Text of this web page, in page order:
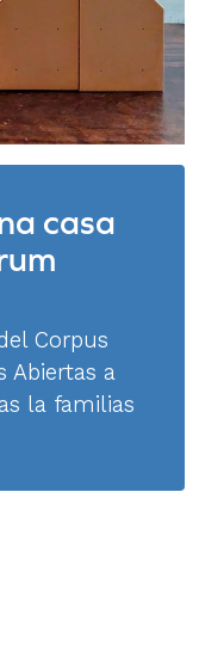
casa
Corpus
Abiertas a
la familias